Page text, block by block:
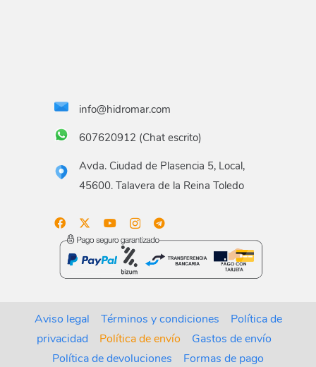
info@hidromar.com
607620912 (Chat escrito)
Avda. Ciudad de Plasencia 5, Local,
45600. Talavera de la Reina Toledo
Aviso legal Términos y condiciones
Política de
privacidad
Política de envío
Gastos de envío
Política de devoluciones
Formas de pago